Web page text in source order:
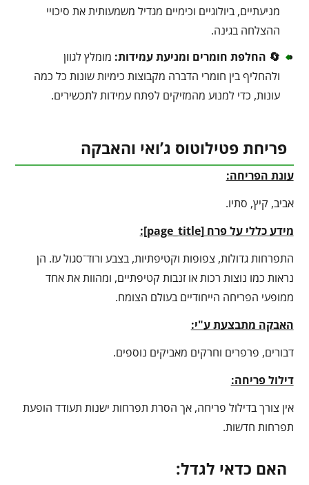
מניעתיים, ביולוגיים וכימיים מגדיל משמעותית את סיכויי
ההצלחה בגינה.
🔄 החלפת חומרים ומניעת עמידות: מומלץ לגוון
ולהחליף בין חומרי הדברה מקבוצות כימיות שונות כל כמה
עונות, כדי למנוע מהמזיקים לפתח עמידות לתכשירים.
פריחת פטילוטוס ג’ואי והאבקה
עונת הפריחה:
אביב, קיץ, סתיו.
מידע כללי על פרח [page_title
]:
התפרחות גדולות, צפופות וקטיפתיות, בצבע ורוד־סגול עז. הן
נראות כמו נוצות רכות או זנבות קטיפתיים, ומהוות את אחד
ממופעי הפריחה הייחודיים בעולם הצומח.
האבקה מתבצעת ע"י:
דבורים, פרפרים וחרקים מאביקים נוספים.
דילול פריחה:
אין צורך בדילול פריחה, אך הסרת תפרחות ישנות תעודד הופעת
תפרחות חדשות.
האם כדאי לגדל: